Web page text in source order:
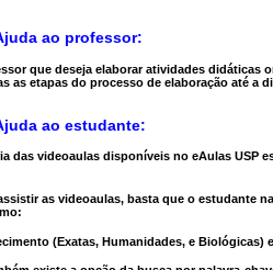
ao professor:
que deseja elaborar atividades didáticas
as etapas do processo de elaboração até a
ao estudante:
das videoaulas disponíveis no eAulas USP
as videoaulas, basta que o estudante
(Exatas, Humanidades, e